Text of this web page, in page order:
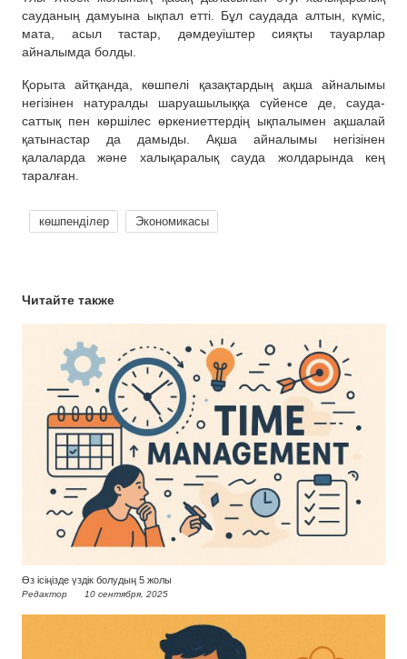
сауданың дамуына ықпал етті. Бұл саудада алтын, күміс,
мата, асыл тастар, дәмдеуіштер сияқты тауарлар
айналымда болды.
Қорыта айтқанда, көшпелі қазақтардың ақша айналымы
негізінен натуралды шаруашылыққа сүйенсе де, сауда-
саттық пен көршілес өркениеттердің ықпалымен ақшалай
қатынастар да дамыды. Ақша айналымы негізінен
қалаларда және халықаралық сауда жолдарында кең
таралған.
көшпенділер Экономикасы
Читайте также
Өз ісіңізде үздік болудың 5 жолы
Редактор 10 сентября, 2025